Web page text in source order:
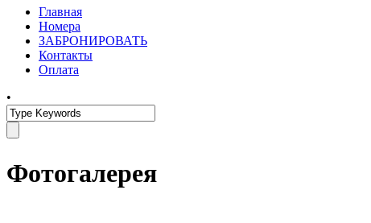
Главная
Номера
ЗАБРОНИРОВАТЬ
Контакты
Оплата
•
Фотогалерея